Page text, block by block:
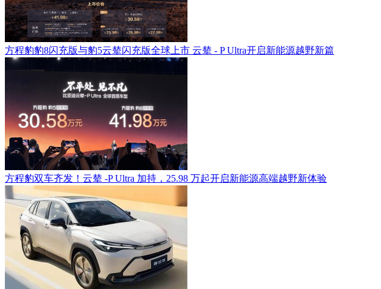
方程豹豹8闪充版与豹5云辇闪充版全球上市 云辇 - P Ultra开启新能源越野新篇
方程豹双车齐发！云辇 -P Ultra 加持，25.98 万起开启新能源高端越野新体验